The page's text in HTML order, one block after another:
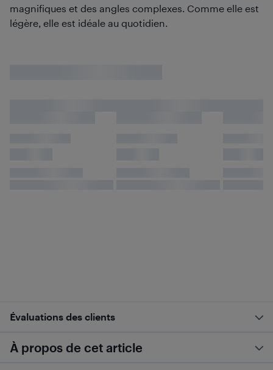
magnifiques et des angles complexes. Comme elle est
légère, elle est idéale au quotidien.
Évaluations des clients
À propos de cet article